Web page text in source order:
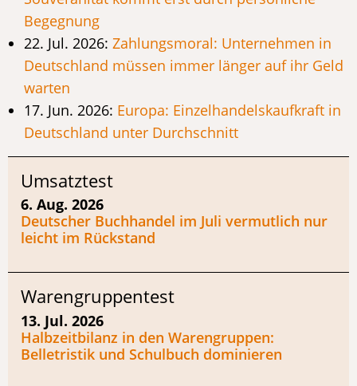
Begegnung
22. Jul. 2026: Zahlungsmoral: Unternehmen in
Deutschland müssen immer länger auf ihr Geld
warten
17. Jun. 2026: Europa: Einzelhandelskaufkraft in
Deutschland unter Durchschnitt
Umsatztest
6. Aug. 2026
Deutscher Buchhandel im Juli vermutlich nur
leicht im Rückstand
Warengruppentest
13. Jul. 2026
Halbzeitbilanz in den Warengruppen:
Belletristik und Schulbuch dominieren